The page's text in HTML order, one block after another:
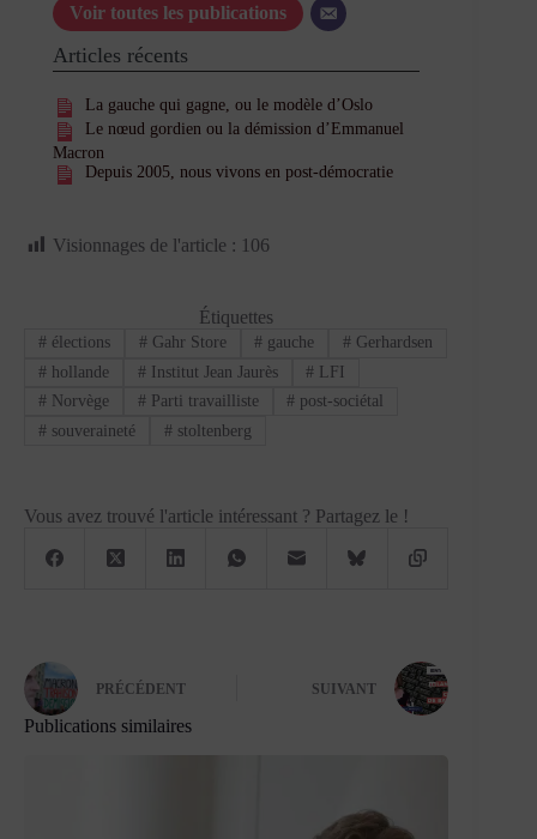
Voir toutes les publications
Articles récents
La gauche qui gagne, ou le modèle d’Oslo
Le nœud gordien ou la démission d’Emmanuel
Macron
Depuis 2005, nous vivons en post-démocratie
Visionnages de l'article : 106
Étiquettes
# élections # Gahr Store # gauche # Gerhardsen
# hollande # Institut Jean Jaurès # LFI
# Norvège # Parti travailliste # post-sociétal
# souveraineté # stoltenberg
Vous avez trouvé l'article intéressant ? Partagez le !
PRÉCÉDENT SUIVANT
Publications similaires